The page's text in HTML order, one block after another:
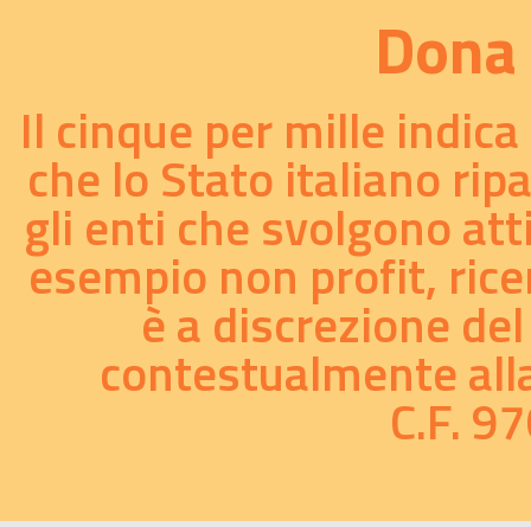
Education in italiano...
10/02/2006
Presentazione della pedagogia steineriana alla
commissione cultura del parlamento europeo...
21/11/2003
Depliant di presentazione dell'European Council for
Steiner Waldorf Education...
Presentazione della pedagogia Steiner/Waldorf alla
Il cinque per mille
che lo Stato italiano
gli enti che svolgono
esempio non profit,
è a discrezione
contestualmente
C.F.